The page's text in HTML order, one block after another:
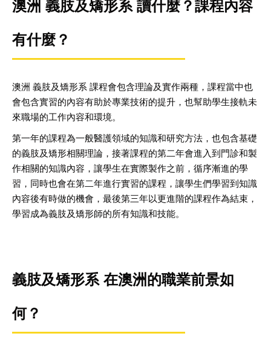
澳洲 義肢及矯形系 讀什麼？課程內容
有什麼？
澳洲 義肢及矯形系 課程會包含理論及實作兩種，課程當中也
會包含實習的內容有助於專業技術的提升，也幫助學生接軌未
來職場的工作內容和環境。
第一年的課程為一般醫護領域的知識和研究方法，也包含基礎
的義肢及矯形相關理論，接著課程的第二年會進入到門診和製
作相關的知識內容，讓學生在實際製作之前，循序漸進的學
習，同時也會在第二年進行實習的課程，讓學生們學習到知識
內容後有時做的機會，最後第三年以更進階的課程作為結束，
學習成為義肢及矯形師的所有知識和技能。
義肢及矯形系 在澳洲的職業前景如
何？